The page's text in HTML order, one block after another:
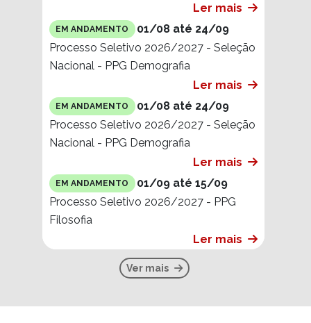
Ler mais
EM ANDAMENTO
01/08 até 24/09
Processo Seletivo 2026/2027 - Seleção
Nacional - PPG Demografia
Ler mais
EM ANDAMENTO
01/08 até 24/09
Processo Seletivo 2026/2027 - Seleção
Nacional - PPG Demografia
Ler mais
EM ANDAMENTO
01/09 até 15/09
Processo Seletivo 2026/2027 - PPG
Filosofia
Ler mais
Ver mais